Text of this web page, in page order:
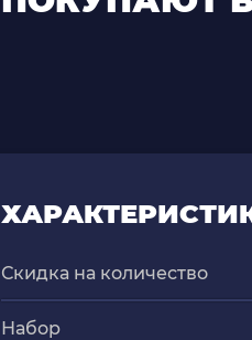
Скидка на количество
Набор